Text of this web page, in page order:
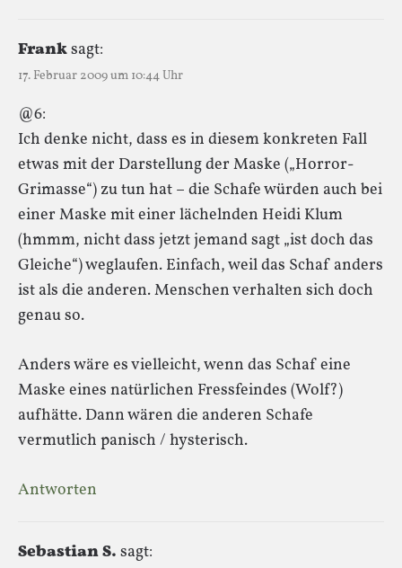
Franksagt:
17. Februar 2009 um 10:44 Uhr
@6:
Ich denke nicht, dass es in diesem konkreten Fall
etwas mit der Darstellung der Maske („Horror-
Grimasse“) zu tun hat – die Schafe würden auch bei
einer Maske mit einer lächelnden Heidi Klum
(hmmm, nicht dass jetzt jemand sagt „ist doch das
Gleiche“) weglaufen. Einfach, weil das Schaf anders
ist als die anderen. Menschen verhalten sich doch
genau so.
Anders wäre es vielleicht, wenn das Schaf eine
Maske eines natürlichen Fressfeindes (Wolf?)
aufhätte. Dann wären die anderen Schafe
vermutlich panisch / hysterisch.
Antworten
Sebastian S. sagt: